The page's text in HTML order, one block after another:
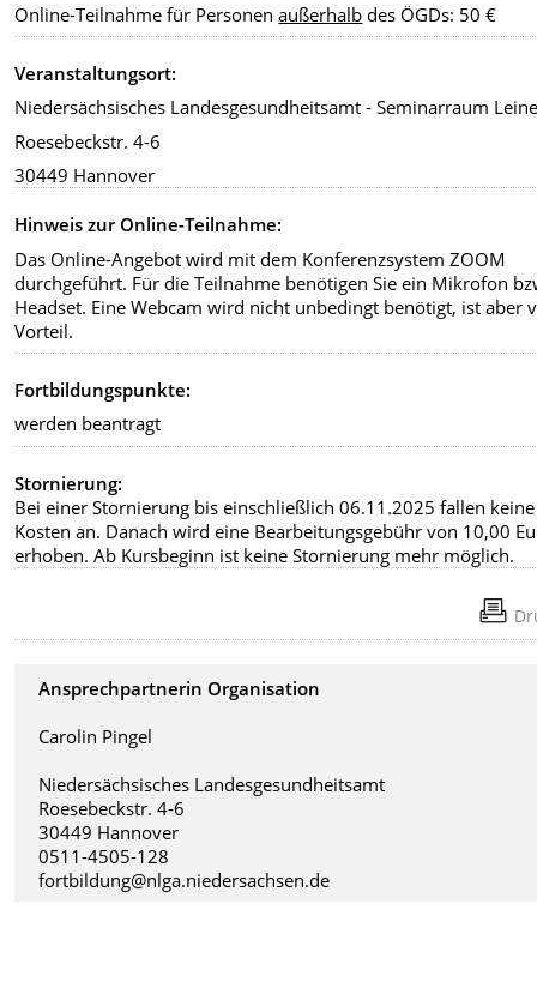
Online-Teilnahme für Personenaußerhalb des ÖGDs: 50 €
Veranstaltungsort:
Niedersächsisches Landesgesundheitsamt - Seminarraum
Roesebeckstr. 4-6
30449 Hannover
Hinweis zur Online-Teilnahme:
Das Online-Angebot wird mit dem Konferenzsystem ZOOM
durchgeführt. Für die Teilnahme benötigen Sie ein Mikrofon
Headset. Eine Webcam wird nicht unbedingt benötigt, ist aber
Vorteil.
Fortbildungspunkte:
werden beantragt
Stornierung:
Bei einer Stornierung bis einschließlich 06.11.2025 fallen keine
Kosten an. Danach wird eine Bearbeitungsgebühr von 10,00
erhoben. Ab Kursbeginn ist keine Stornierung mehr möglich.
Ansprechpartnerin Organisation
Carolin Pingel
Niedersächsisches Landesgesundheitsamt
Roesebeckstr. 4-6
30449 Hannover
0511-4505-128
fortbildung@nlga.niedersachsen.de